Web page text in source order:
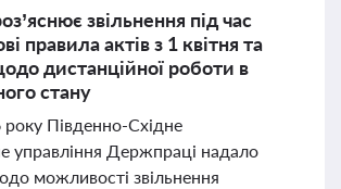
звільнення під час
правила актів з 1 квітня та
дистанційної роботи в
стану
року Південно-Східне
управління Держпраці надало
можливості звільнення